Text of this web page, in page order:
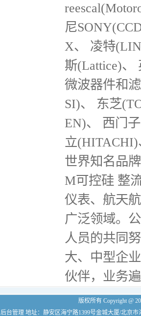
尼
X、 凌特
斯(Lattice)、
微波器件和
SI)、 东芝
EN)、 西门
立
世界知名品
M可控硅 整
仪表、航天
广泛领域。
人员的共同
大、中型企
伙伴，业务
版权所有 Copyright @
后台管理 地址：静安区海宁路1399号金城大厦/北京